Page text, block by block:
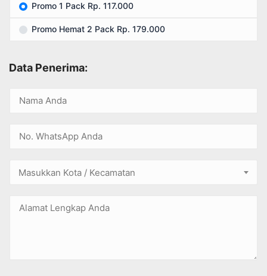
Promo 1 Pack Rp. 117.000
Promo Hemat 2 Pack Rp. 179.000
Data Penerima:
Masukkan Kota / Kecamatan